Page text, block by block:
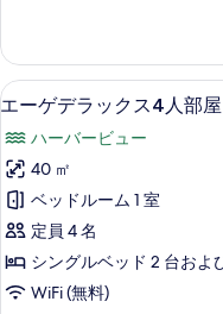
す
べ
て
の
写
真
を
表
示
べ
て
写
真
を
表
示
の
詳
細
プ
ル
の
す
べ
て
の
写
真
ラ
ッ
ク
ト
リ
プ
ル
の
詳
細
エ
ゲ
デ
ラ
ッ
ク
6
エーゲデラックス4人部屋
ハーバービュー
40 ㎡
ベッドルーム 1 室
定員 4 名
シングルベッド 2 台およ
WiFi (無料)